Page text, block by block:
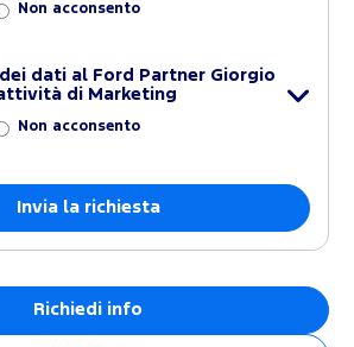
Non acconsento
dati al Ford Partner Giorgio
di Marketing
Non acconsento
Richiedi info